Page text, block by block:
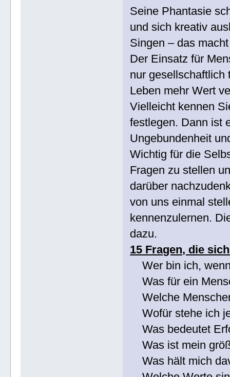
Seine Phantasie
und sich kreativ
Singen – das
Der Einsatz für
nur gesellschaftlich
Leben mehr Wert
Vielleicht kennen
festlegen. Dann ist
Ungebundenheit
Wichtig für die
Fragen zu stellen
darüber
von uns einmal
kennenzulernen.
dazu.
15 Fragen, die
Wer bin ich,
Was für ein
Welche
Wofür stehe ich
Was bedeutet
Was ist mein
Was hält mich